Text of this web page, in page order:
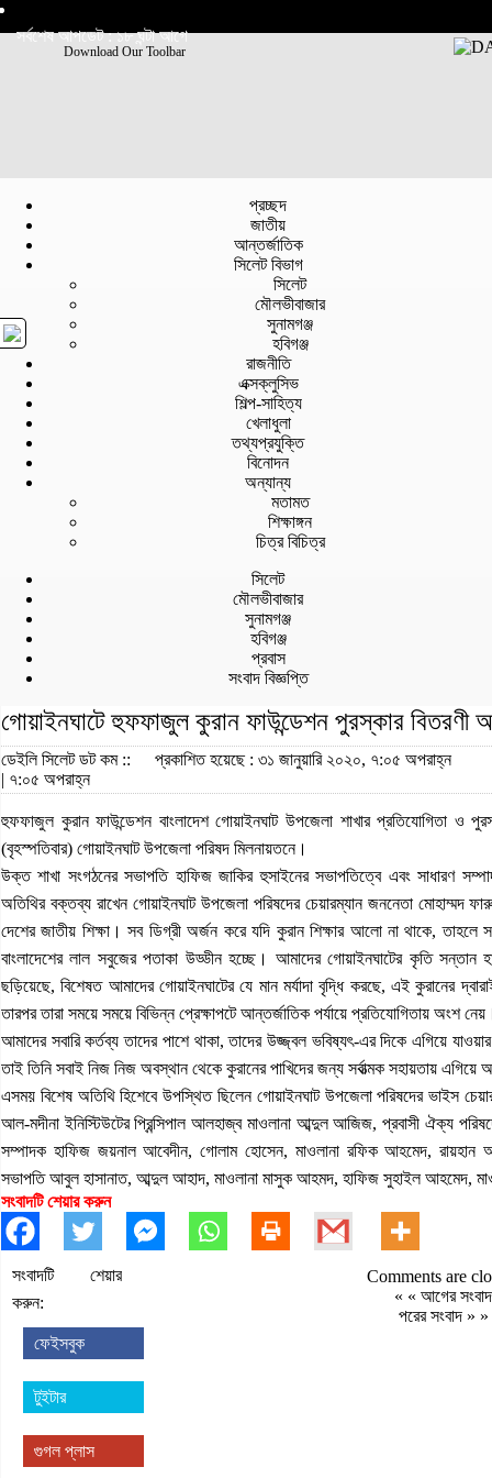
সর্বশেষ আপডেট : ১৮ ঘন্টা আগে
Download Our Toolbar
প্রচ্ছদ
জাতীয়
আন্তর্জাতিক
সিলেট বিভাগ
সিলেট
মৌলভীবাজার
সুনামগঞ্জ
হবিগঞ্জ
রাজনীতি
এক্সক্লুসিভ
শিল্প-সাহিত্য
খেলাধুলা
তথ্যপ্রযুক্তি
বিনোদন
অন্যান্য
মতামত
শিক্ষাঙ্গন
চিত্র বিচিত্র
সিলেট
মৌলভীবাজার
সুনামগঞ্জ
হবিগঞ্জ
প্রবাস
সংবাদ বিজ্ঞপ্তি
গোয়াইনঘাটে হুফফাজুল কুরান ফাউন্ডেশন পুরস্কার বিতরণী
ডেইলি সিলেট ডট কম ::
প্রকাশিত হয়েছে : ৩১ জানুয়ারি ২০২০, ৭:০৫ অপরাহ্ন
| ৭:০৫ অপরাহ্ন
হুফফাজুল কুরান ফাউন্ডেশন বাংলাদেশ গোয়াইনঘাট উপজেলা শাখার প্রতিযোগিতা ও
(বৃহস্পতিবার) গোয়াইনঘাট উপজেলা পরিষদ মিলনায়তনে।
উক্ত শাখা সংগঠনের সভাপতি হাফিজ জাকির হুসাইনের সভাপতিত্বে এবং সাধারণ
অতিথির বক্তব্য রাখেন গোয়াইনঘাট উপজেলা পরিষদের চেয়ারম্যান জননেতা মোহাম্মদ
দেশের জাতীয় শিক্ষা। সব ডিগ্রী অর্জন করে যদি কুরান শিক্ষার আলো না থাকে, তাহলে
বাংলাদেশের লাল সবুজের পতাকা উড্ডীন হচ্ছে। আমাদের গোয়াইনঘাটের কৃতি সন্তান
ছড়িয়েছে, বিশেষত আমাদের গোয়াইনঘাটের যে মান মর্যাদা বৃদ্ধি করছে, এই কুরানের
তারপর তারা সময়ে সময়ে বিভিন্ন প্রেক্ষাপটে আন্তর্জাতিক পর্যায়ে প্রতিযোগিতায় অংশ
আমাদের সবারি কর্তব্য তাদের পাশে থাকা, তাদের উজ্জ্বল ভবিষ্যৎ-এর দিকে এগিয়ে
তাই তিনি সবাই নিজ নিজ অবস্থান থেকে কুরানের পাখিদের জন্য সর্বাত্মক সহায়তায়
এসময় বিশেষ অতিথি হিশেবে উপস্থিত ছিলেন গোয়াইনঘাট উপজেলা পরিষদের ভাইস
আল-মদীনা ইনিস্টিউটের প্রিন্সিপাল আলহাজ্ব মাওলানা আব্দুল আজিজ, প্রবাসী ঐক্য
সম্পাদক হাফিজ জয়নাল আবেদীন, গোলাম হোসেন, মাওলানা রফিক আহমেদ, রায়হান
সভাপতি আবুল হাসানাত, আব্দুল আহাদ, মাওলানা মাসুক আহমদ, হাফিজ সুহাইল আহমেদ,
সংবাদটি শেয়ার করুন
সংবাদটি শেয়ার
করুন:
ফেইসবুক
টুইটার
গুগল প্লাস
Comments are
« « আগের সংবাদ
পরের সংবাদ » »